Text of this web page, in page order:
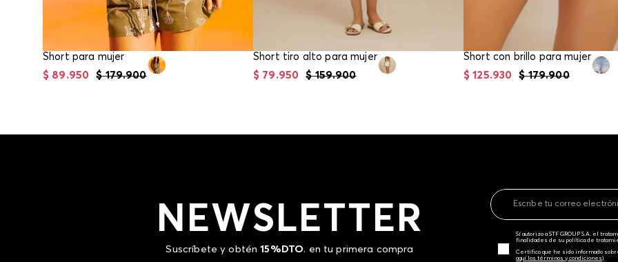
Short para mujer
$ 179.900
$ 89.950
Short tiro alto para mujer
$ 159.900
$ 79.950
Short con brillo para mujer
$ 179.900
$ 125.930
NEWSLETTER
Suscríbete y obtén15%DTO. en tu primera compra
Sí autorizo a STF GROUP S.A. el
finalidades de su política de
Certifico que he sido informado
aquí los términos y condiciones)